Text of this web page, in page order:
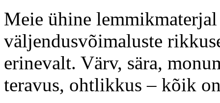
Meie ühine
väljendusvõimaluste
erinevalt. Värv, sära,
teravus, ohtlikkus – kõik